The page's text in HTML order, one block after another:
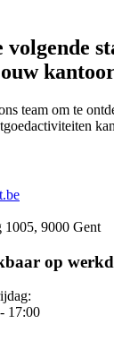
team om te
1005, 9000 Gent
op
17:00